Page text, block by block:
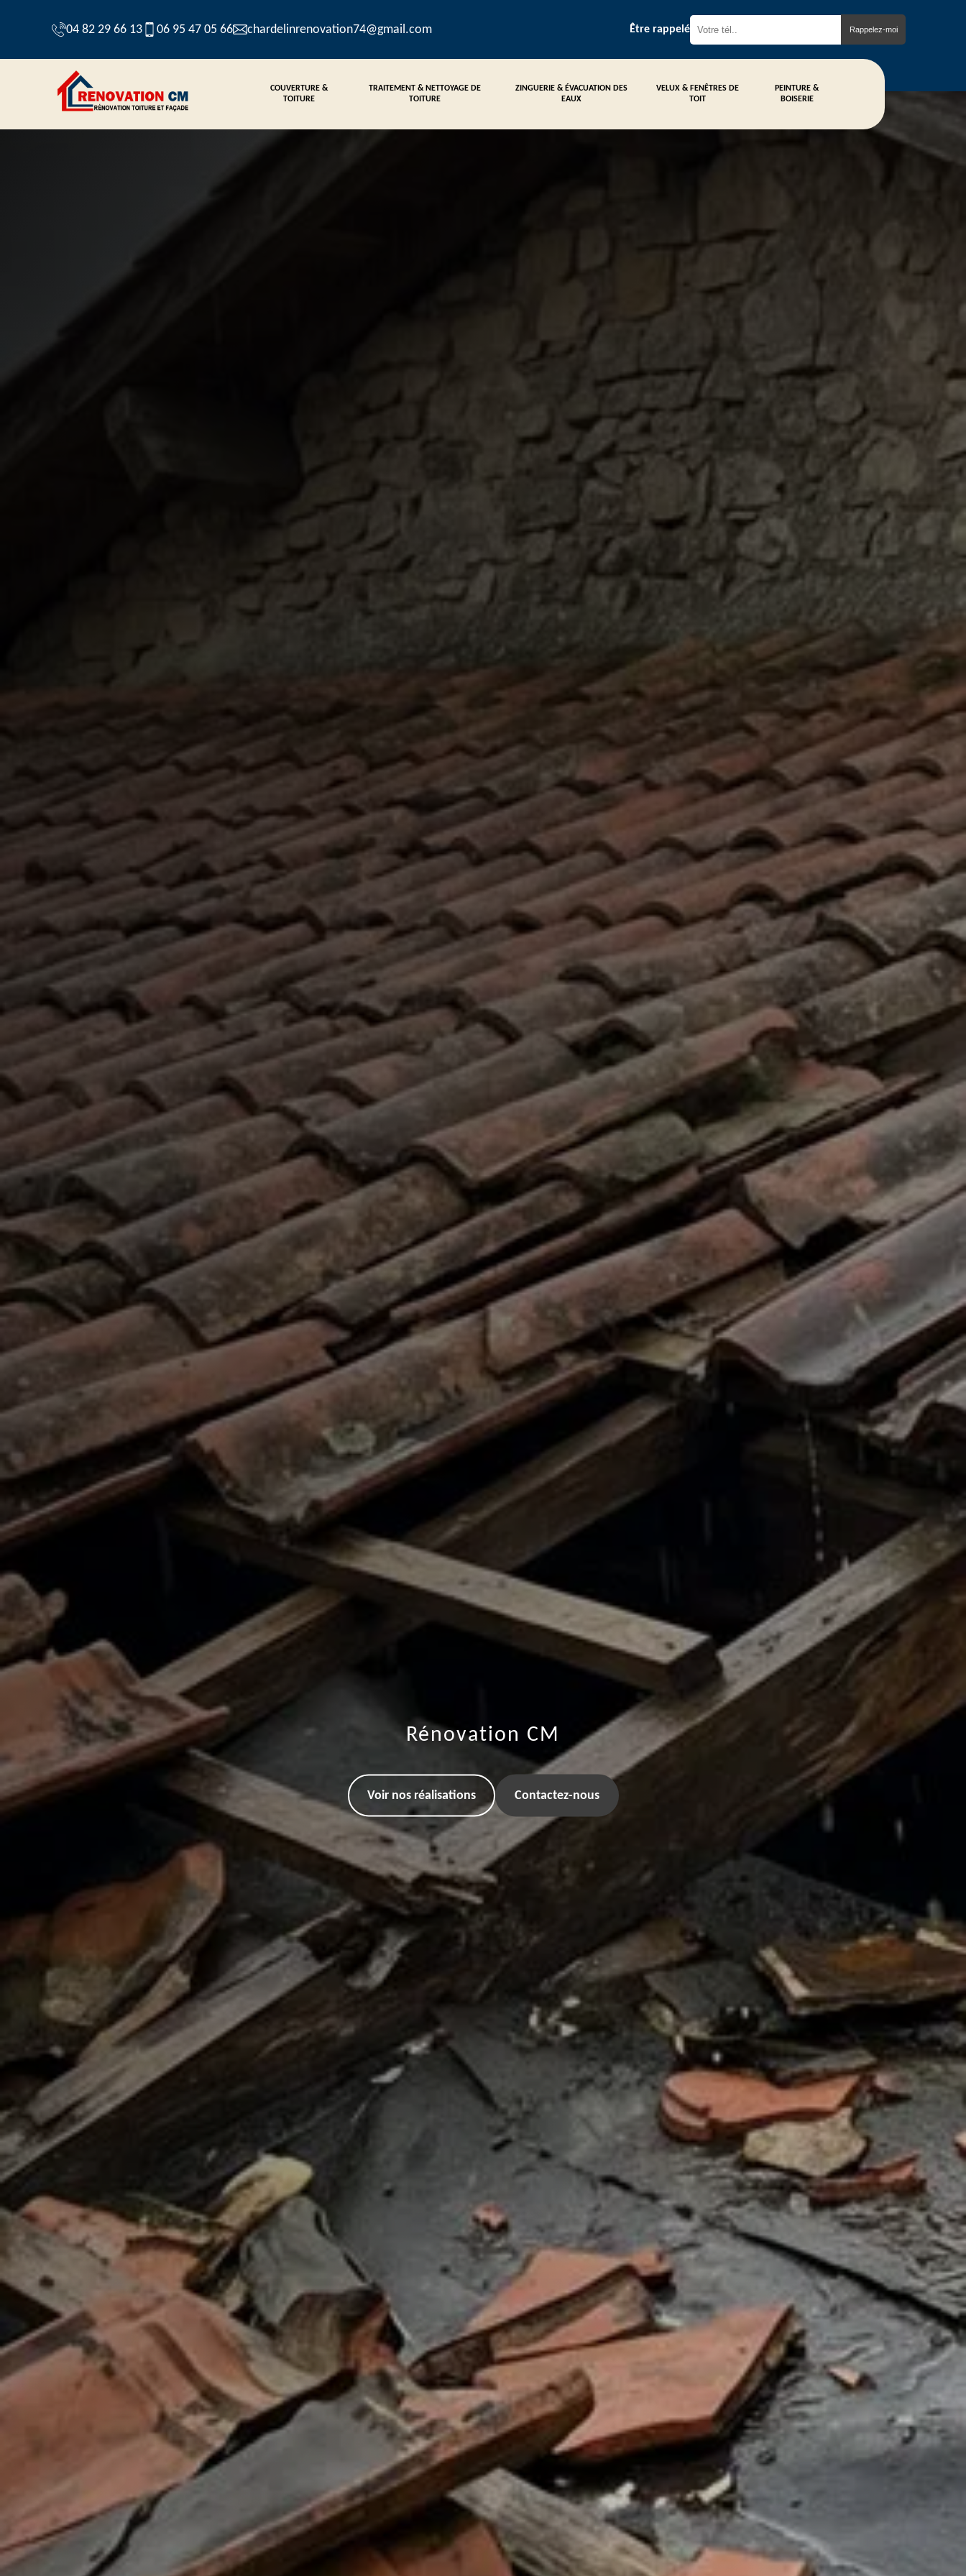
04 82 29 66 13 06 95 47 05 66 chardelinrenovation74@gmail.com Être rappelé
COUVERTURE &
TOITURE
TRAITEMENT & NETTOYAGE DE
TOITURE
ZINGUERIE & ÉVACUATION DES
EAUX
VELUX & FENÊTRES DE
TOIT
PEINTURE &
BOISERIE
Rénovation CM
Voir nos réalisations Contactez-nous